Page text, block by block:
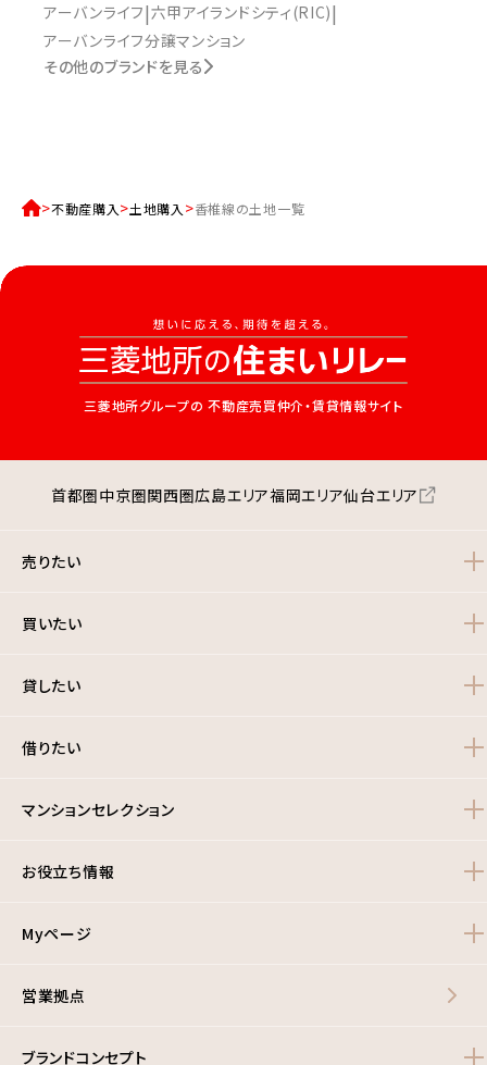
アーバンライフ 六甲アイランドシティ(RIC)
アーバンライフ分譲マンション
その他のブランドを見る
不動産購入 土地購入 香椎線の土地一覧
三菱地所グループの 不動産売買仲介・賃貸情報サイト
首都圏中京圏関西圏広島エリア福岡エリア仙台エリア
売りたい
買いたい
貸したい
借りたい
マンションセレクション
お役立ち情報
Myページ
営業拠点
ブランドコンセプト